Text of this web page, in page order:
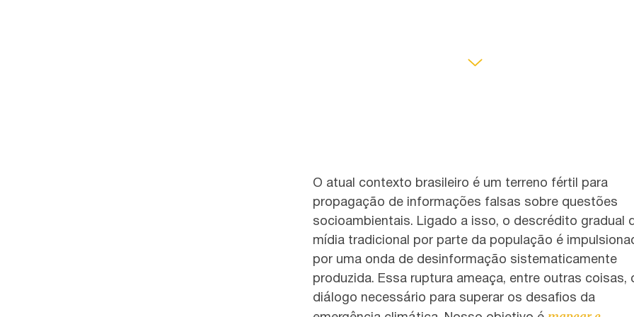
O atual contexto brasileiro é um terreno fértil para
propagação de informações falsas sobre questões
socioambientais. Ligado a isso, o descrédito gradual
mídia tradicional por parte da população é
por uma onda de desinformação sistematicamente
produzida. Essa ruptura ameaça, entre outras coisas,
diálogo necessário para superar os desafios da